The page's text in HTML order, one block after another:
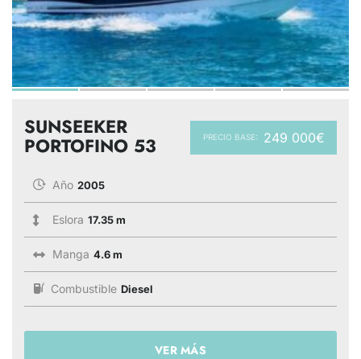
PRECIO BASE: 249 000€
SUNSEEKER
PORTOFINO 53
Año 2005
Eslora 17.35 m
Manga 4.6 m
Combustible Diesel
VER MÁS